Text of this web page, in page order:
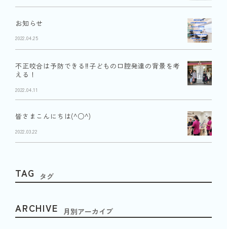
お知らせ
2022.04.25
不正咬合は予防できる‼︎子どもの口腔発達の背景を考
える！
2022.04.11
皆さまこんにちは(^○^)
2022.03.22
TAG タグ
ARCHIVE 月別アーカイブ